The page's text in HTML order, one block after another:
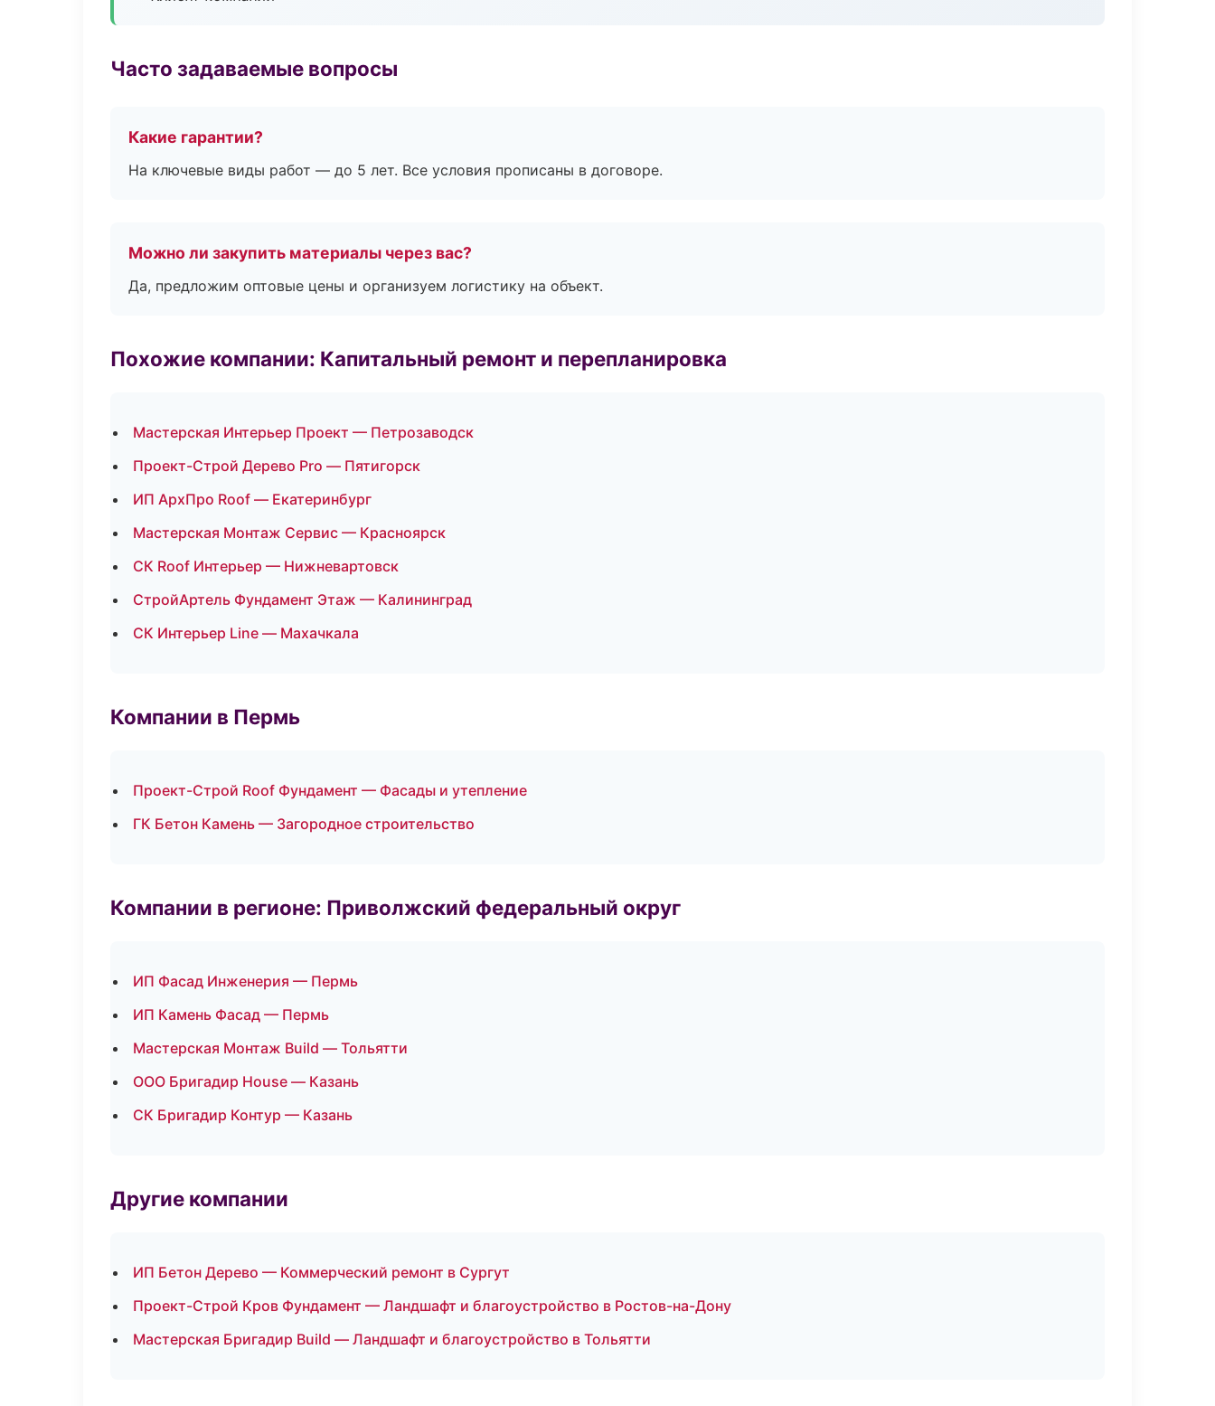
Часто задаваемые вопросы
Какие гарантии?
На ключевые виды работ — до 5 лет. Все условия прописаны в договоре.
Можно ли закупить материалы через вас?
Да, предложим оптовые цены и организуем логистику на объект.
Похожие компании: Капитальный ремонт и перепланировка
Мастерская Интерьер Проект — Петрозаводск
Проект-Строй Дерево Pro — Пятигорск
ИП АрхПро Roof — Екатеринбург
Мастерская Монтаж Сервис — Красноярск
СК Roof Интерьер — Нижневартовск
СтройАртель Фундамент Этаж — Калининград
СК Интерьер Line — Махачкала
Компании в Пермь
Проект-Строй Roof Фундамент — Фасады и утепление
ГК Бетон Камень — Загородное строительство
Компании в регионе: Приволжский федеральный округ
ИП Фасад Инженерия — Пермь
ИП Камень Фасад — Пермь
Мастерская Монтаж Build — Тольятти
ООО Бригадир House — Казань
СК Бригадир Контур — Казань
Другие компании
ИП Бетон Дерево — Коммерческий ремонт в Сургут
Проект-Строй Кров Фундамент — Ландшафт и благоустройство в Ростов-на-Дону
Мастерская Бригадир Build — Ландшафт и благоустройство в Тольятти